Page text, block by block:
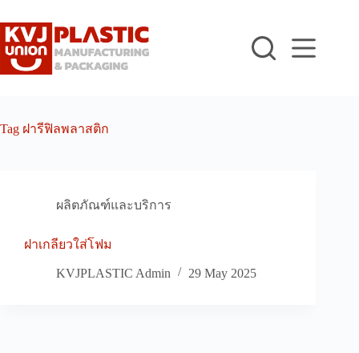
to
content
Tag ฝารีฟิลพลาสติก
ผลิตภัณฑ์และบริการ
ฝาเกลียวใส่โฟม
KVJPLASTIC Admin 29 May 2025